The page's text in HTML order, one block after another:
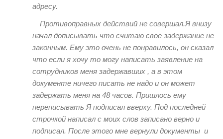
адресу.
Противоправных действий не совершал.Я внизу
начал дописывать что считаю свое задержание не
законным. Ему это очень не понравилось, он сказал
что если я хочу​ то могу написать заявление на
сотрудников меня задержавших , а в этом
документе ничего писать не надо и он может
задержать меня на 48 часов. Пришлось ему
переписывать Я подписал вверху. Под последней
строчкой написал с моих слов записано верно и
подписал. После этого мне вернули документы и